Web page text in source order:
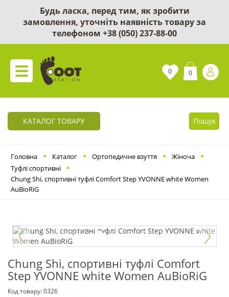
Будь ласка, перед тим, як зробити
замовлення, уточніть наявність товару за
телефоном +38 (050) 237-88-00
0 0
КАТАЛОГ ТОВАРУ Пошук
Головна Каталог Ортопедичне взуття
Жіноча
Туфлі спортивні
Chung Shi, спортивні туфлі Comfort Step YVONNE white Women
AuBioRiG
Chung Shi, спортивні туфлі Comfort
Step YVONNE white Women AuBioRiG
Код товару:0326